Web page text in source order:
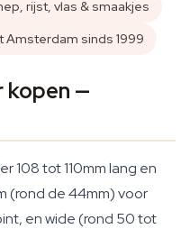
rijst, vlas & smaakjes
Amsterdam sinds 1999
kopen —
108 tot 110mm lang en
(rond de 44mm) voor
en wide (rond 50 tot